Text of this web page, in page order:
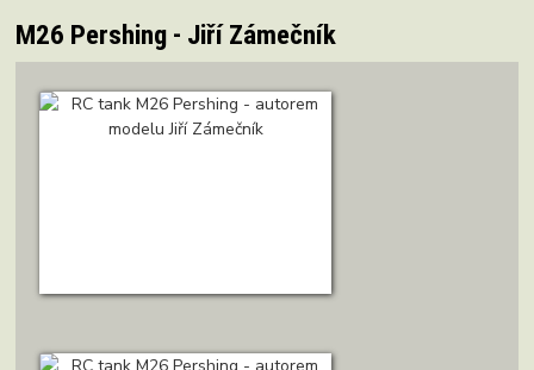
M26 Pershing - Jiří Zámečník
M26 Pershing Autor: J. Zámečník
ZOBRAZIT DETAIL